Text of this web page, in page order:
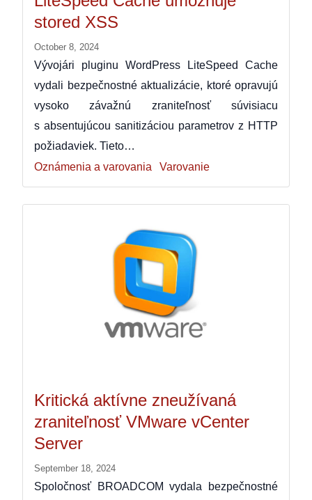
stored XSS
October 8, 2024
Vývojári pluginu WordPress LiteSpeed Cache
vydali bezpečnostné aktualizácie, ktoré opravujú
vysoko závažnú zraniteľnosť súvisiacu
s absentujúcou sanitizáciou parametrov z HTTP
požiadaviek. Tieto…
Oznámenia a varovania
Varovanie
Kritická aktívne zneužívaná
zraniteľnosť VMware vCenter
Server
September 18, 2024
Spoločnosť BROADCOM vydala bezpečnostné